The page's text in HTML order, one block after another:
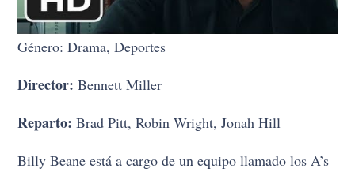
Género: Drama, Deportes
Director:Bennett Miller
Reparto:Brad Pitt, Robin Wright, Jonah Hill
Billy Beane está a cargo de un equipo llamado los A’s